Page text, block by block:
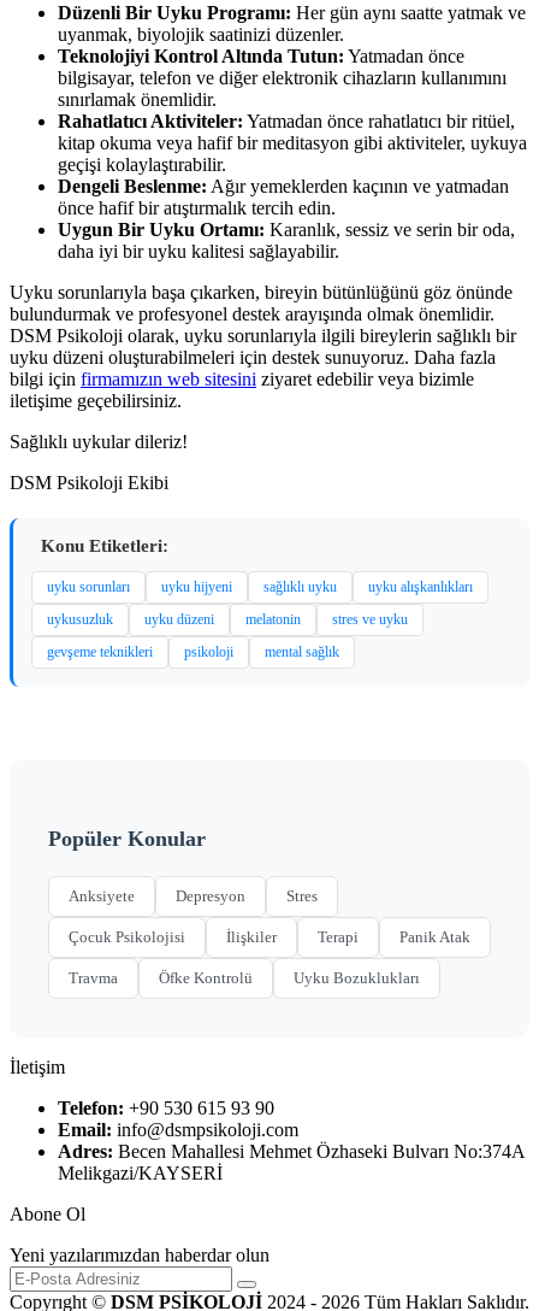
Düzenli Bir Uyku Programı: Her gün aynı saatte yatmak ve
uyanmak, biyolojik saatinizi düzenler.
Teknolojiyi Kontrol Altında Tutun: Yatmadan önce
bilgisayar, telefon ve diğer elektronik cihazların kullanımını
sınırlamak önemlidir.
Rahatlatıcı Aktiviteler: Yatmadan önce rahatlatıcı bir ritüel,
kitap okuma veya hafif bir meditasyon gibi aktiviteler, uykuya
geçişi kolaylaştırabilir.
Dengeli Beslenme: Ağır yemeklerden kaçının ve yatmadan
önce hafif bir atıştırmalık tercih edin.
Uygun Bir Uyku Ortamı: Karanlık, sessiz ve serin bir oda,
daha iyi bir uyku kalitesi sağlayabilir.
Uyku sorunlarıyla başa çıkarken, bireyin bütünlüğünü göz önünde
bulundurmak ve profesyonel destek arayışında olmak önemlidir.
DSM Psikoloji olarak, uyku sorunlarıyla ilgili bireylerin sağlıklı bir
uyku düzeni oluşturabilmeleri için destek sunuyoruz. Daha fazla
bilgi için firmamızın web sitesini ziyaret edebilir veya bizimle
iletişime geçebilirsiniz.
Sağlıklı uykular dileriz!
DSM Psikoloji Ekibi
Konu Etiketleri:
uyku sorunları uyku hijyeni sağlıklı uyku
uyku alışkanlıkları
uykusuzluk
uyku düzeni melatonin
stres ve uyku
gevşeme teknikleri
psikoloji mental sağlık
Popüler Konular
Anksiyete Depresyon Stres
Çocuk Psikolojisi İlişkiler Terapi Panik Atak
Travma Öfke Kontrolü Uyku Bozuklukları
İletişim
Telefon: +90 530 615 93 90
Email: info@dsmpsikoloji.com
Adres: Becen Mahallesi Mehmet Özhaseki Bulvarı No:374A
Melikgazi/KAYSERİ
Abone Ol
Yeni yazılarımızdan haberdar olun
Copyrıght © DSM PSİKOLOJİ 2024 - 2026 Tüm Hakları Saklıdır.